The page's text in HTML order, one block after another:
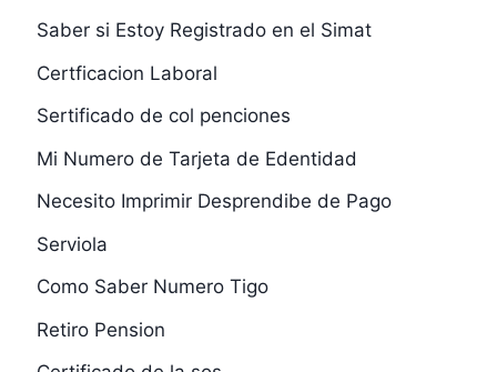
Saber si Estoy Registrado en el Simat
Certficacion Laboral
Sertificado de col penciones
Mi Numero de Tarjeta de Edentidad
Necesito Imprimir Desprendibe de Pago
Serviola
Como Saber Numero Tigo
Retiro Pension